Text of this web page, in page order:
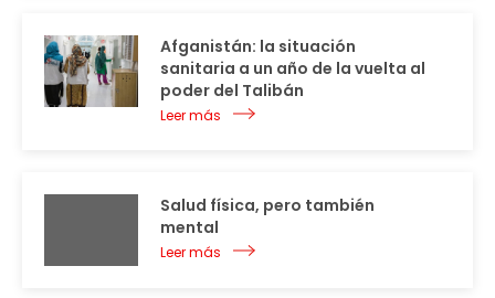
Afganistán: la situación
sanitaria a un año de la vuelta al
poder del Talibán
Leer más
Salud física, pero también
mental
Leer más